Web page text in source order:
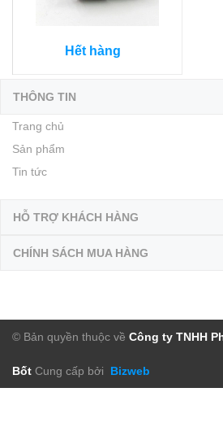
Hết hàng
THÔNG TIN
Trang chủ
Sản phẩm
Tin tức
HỖ TRỢ KHÁCH HÀNG
CHÍNH SÁCH MUA HÀNG
© Bản quyền thuộc về Công ty TNHH
Bốt Cung cấp bởi Bizweb